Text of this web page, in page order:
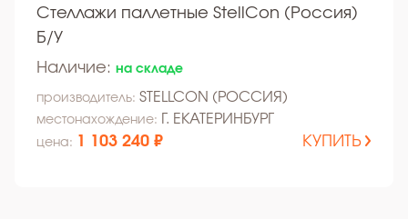
Стеллажи паллетные StellCon (Россия)
Б/У
Наличие: на складе
производитель: STELLCON (РОССИЯ)
местонахождение: Г. ЕКАТЕРИНБУРГ
цена: 1 103 240 ₽ КУПИТЬ